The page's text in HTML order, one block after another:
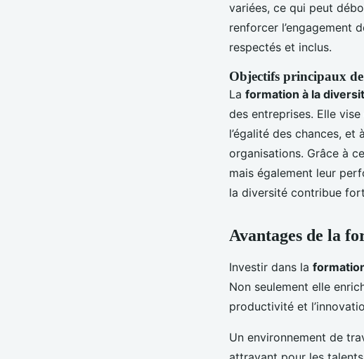
variées, ce qui peut
renforcer l’engagement
respectés et inclus.
Objectifs principaux
La formation à la
des entreprises. Elle
l’égalité des chances, et
organisations. Grâce à
mais également leur
la diversité contribue
Avantages de la
Investir dans la
Non seulement elle
productivité et
Un environnement de